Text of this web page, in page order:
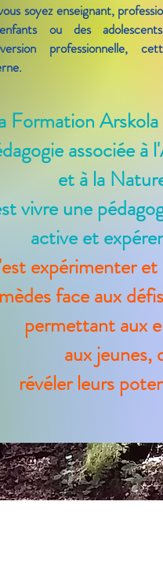
soyez enseignant,
ou des
professionnelle,
Formation
associée à
et à la
vivre une
active et
expérimenter
face aux
permettant aux
aux jeunes,
révéler leurs